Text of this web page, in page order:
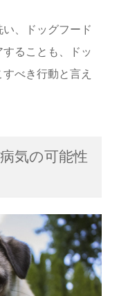
、ドッグフード
ることも、ドッ
べき行動と言え
気の可能性